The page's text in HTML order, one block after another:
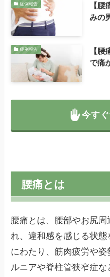
症例報告
【
みの
症例報告
【
で痛
今す
腰痛とは
腰痛とは、腰部やお尻
れ、違和感を感じる状
にわたり、筋肉疲労や
ルニアや脊柱管狭窄症